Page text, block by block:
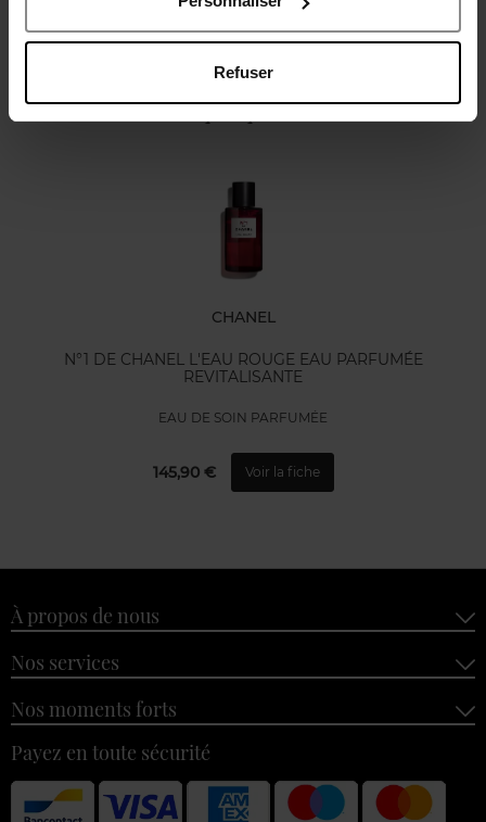
Refuser
Oublié quelque chose ?
CHANEL
N°1 DE CHANEL L'EAU ROUGE EAU PARFUMÉE
REVITALISANTE
EAU DE SOIN PARFUMÉE
145,90 € Voir la fiche
À propos de nous
Nos services
Nos moments forts
Payez en toute sécurité